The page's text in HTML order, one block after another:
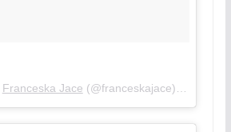
Franceska Jace (@franceskajace) on